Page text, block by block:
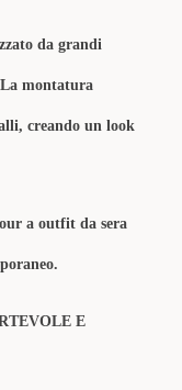
da grandi
montatura
creando un look
a outfit da sera
E